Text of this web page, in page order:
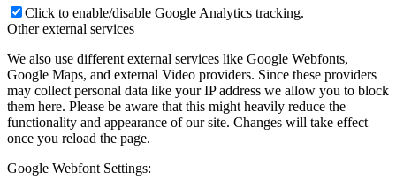
Click to enable/disable Google Analytics tracking.
Other external services
We also use different external services like Google Webfonts,
Google Maps, and external Video providers. Since these providers
may collect personal data like your IP address we allow you to block
them here. Please be aware that this might heavily reduce the
functionality and appearance of our site. Changes will take effect
once you reload the page.
Google Webfont Settings: